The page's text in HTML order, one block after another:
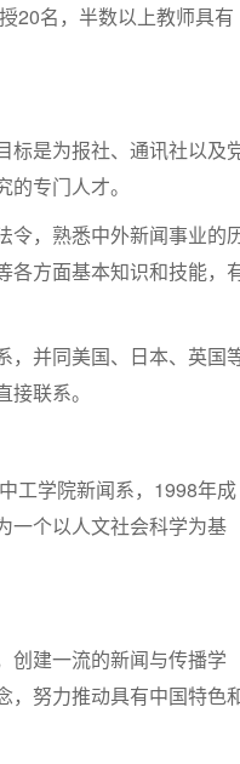
20名，半数以上教师具有
标是为报社、通讯社以及
专门人才。
令，熟悉中外新闻事业的
各方面基本知识和技能，
，并同美国、日本、英国
联系。
工学院新闻系，1998年成
一个以人文社会科学为基
创建一流的新闻与传播学
，努力推动具有中国特色